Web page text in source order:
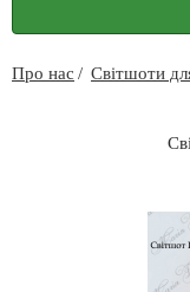
Про нас Світшоти